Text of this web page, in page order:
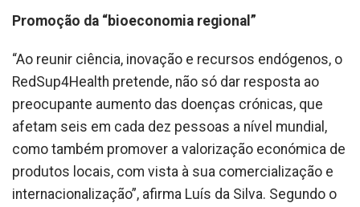
Promoção da “bioeconomia regional”
“Ao reunir ciência, inovação e recursos endógenos, o
RedSup4Health pretende, não só dar resposta ao
preocupante aumento das doenças crónicas, que
afetam seis em cada dez pessoas a nível mundial,
como também promover a valorização económica de
produtos locais, com vista à sua comercialização e
internacionalização”, afirma Luís da Silva. Segundo o